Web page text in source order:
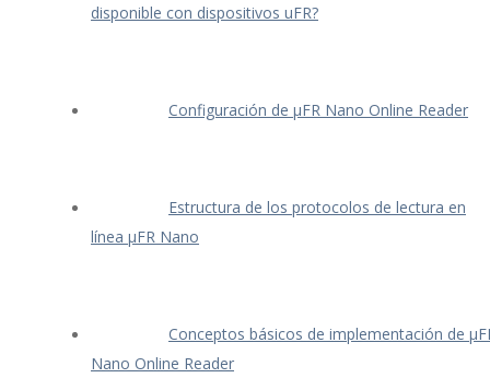
disponible con dispositivos uFR?
Configuración de μFR Nano Online Reader
Estructura de los protocolos de lectura en
línea μFR Nano
Conceptos básicos de implementación de
Nano Online Reader